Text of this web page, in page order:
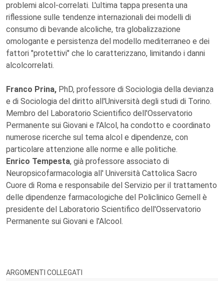
problemi alcol-correlati. L'ultima tappa presenta una
riflessione sulle tendenze internazionali dei modelli di
consumo di bevande alcoliche, tra globalizzazione
omologante e persistenza del modello mediterraneo e dei
fattori "protettivi" che lo caratterizzano, limitando i danni
alcolcorrelati.
Franco Prina, PhD, professore di Sociologia della devianza
e di Sociologia del diritto all'Università degli studi di Torino.
Membro del Laboratorio Scientifico dell'Osservatorio
Permanente sui Giovani e l'Alcol, ha condotto e coordinato
numerose ricerche sul tema alcol e dipendenze, con
particolare attenzione alle norme e alle politiche.
Enrico Tempesta, già professore associato di
Neuropsicofarmacologia all' Università Cattolica Sacro
Cuore di Roma e responsabile del Servizio per il trattamento
delle dipendenze farmacologiche del Policlinico Gemell è
presidente del Laboratorio Scientifico dell'Osservatorio
Permanente sui Giovani e l'Alcool.
ARGOMENTI COLLEGATI